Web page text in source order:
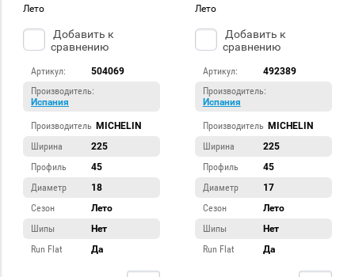
Лето
Добавить к
сравнению
Артикул:
504069
Производитель:
Испания
Производитель MICHELIN
Ширина
225
Профиль
45
Диаметр
18
Сезон
Лето
Шипы
Нет
Run Flat
Да
Лето
Добавить к
сравнению
Артикул:
492389
Производитель:
Испания
Производитель MICHELIN
Ширина
225
Профиль
45
Диаметр
17
Сезон
Лето
Шипы
Нет
Run Flat
Да